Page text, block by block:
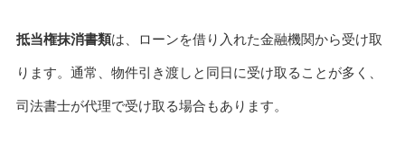
抵当権抹消書類は、ローンを借り入れた金融機関から受け取
ります。通常、物件引き渡しと同日に受け取ることが多く、
司法書士が代理で受け取る場合もあります。